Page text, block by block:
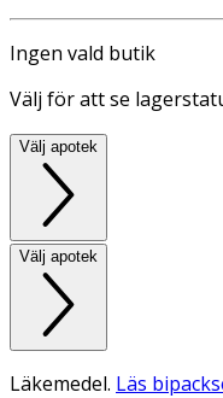
Ingen vald butik
Välj för att se
Välj apotek
Välj apotek
Läkemedel. Läs